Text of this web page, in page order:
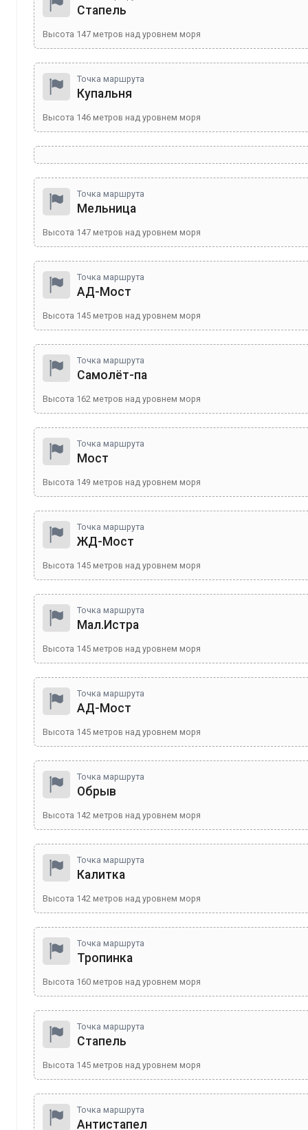
Стапель
Высота 147 метров над уровнем моря
Точка маршрута
Купальня
Высота 146 метров над уровнем моря
Точка маршрута
Мельница
Высота 147 метров над уровнем моря
Точка маршрута
АД-Мост
Высота 145 метров над уровнем моря
Точка маршрута
Самолёт-па
Высота 162 метров над уровнем моря
Точка маршрута
Мост
Высота 149 метров над уровнем моря
Точка маршрута
ЖД-Мост
Высота 145 метров над уровнем моря
Точка маршрута
Мал.Истра
Высота 145 метров над уровнем моря
Точка маршрута
АД-Мост
Высота 145 метров над уровнем моря
Точка маршрута
Обрыв
Высота 142 метров над уровнем моря
Точка маршрута
Калитка
Высота 142 метров над уровнем моря
Точка маршрута
Тропинка
Высота 160 метров над уровнем моря
Точка маршрута
Стапель
Высота 145 метров над уровнем моря
Точка маршрута
Антистапел